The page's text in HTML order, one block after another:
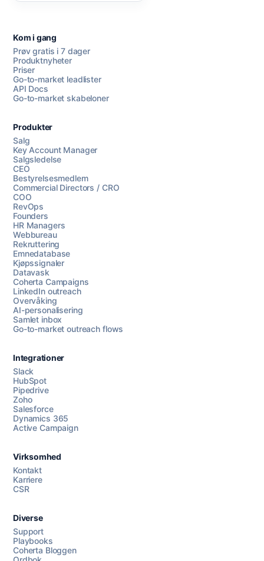
Chat med oss
Kom i gang
Prøv gratis i 7 dager
Produktnyheter
Priser
Go-to-market leadlister
API Docs
Go-to-market skabeloner
Produkter
Salg
Key Account Manager
Salgsledelse
CEO
Bestyrelsesmedlem
Commercial Directors / CRO
COO
RevOps
Founders
HR Managers
Webbureau
Rekruttering
Emnedatabase
Kjøpssignaler
Datavask
Coherta Campaigns
LinkedIn outreach
Overvåking
AI-personalisering
Samlet inbox
Go-to-market outreach flows
Integrationer
Slack
HubSpot
Pipedrive
Zoho
Salesforce
Dynamics 365
Active Campaign
Virksomhed
Kontakt
Karriere
CSR
Diverse
Support
Playbooks
Coherta Bloggen